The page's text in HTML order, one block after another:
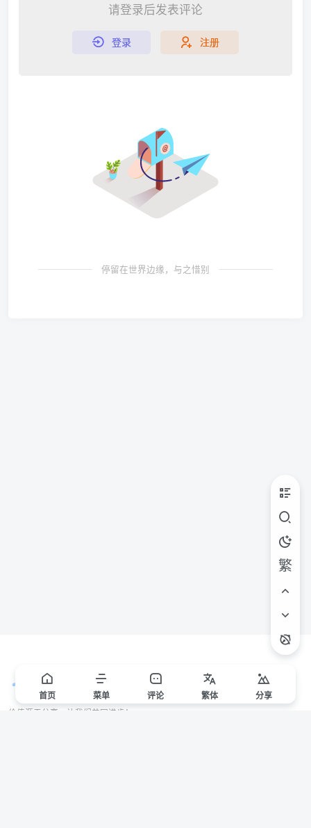
请登录后发表评论
登录 注册
停留在世界边缘，与之惜别
繁
首页 菜单 评论 繁体 分享
价值源于分享，让我们共同进步！